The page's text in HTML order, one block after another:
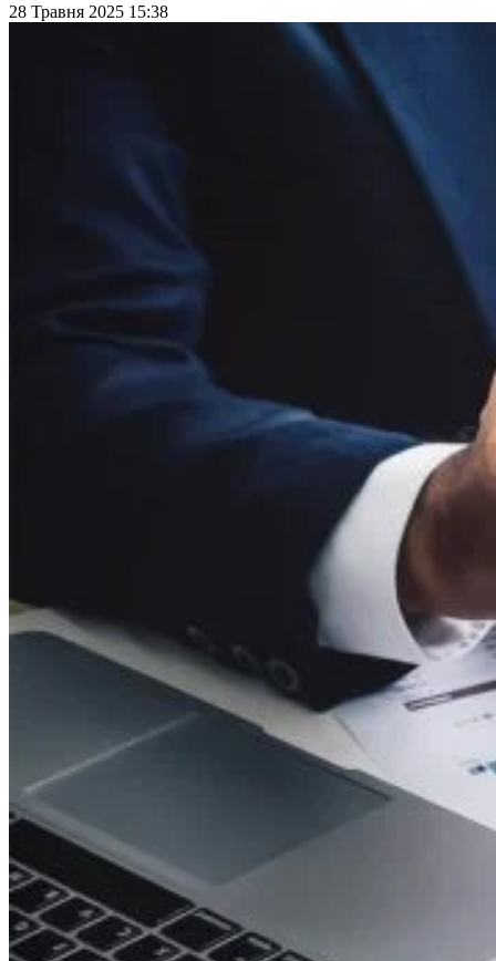
28 Травня 2025 15:38